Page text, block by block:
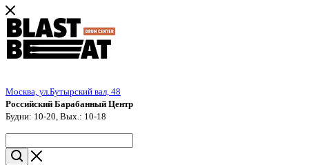
Москва, ул.Бутырский вал, 48
Российский Барабанный Центр
Будни: 10-20, Вых.: 10-18